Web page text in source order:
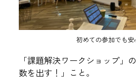
初めての参加でも安
「課題解決ワークショップ」
数を出す！」こと。